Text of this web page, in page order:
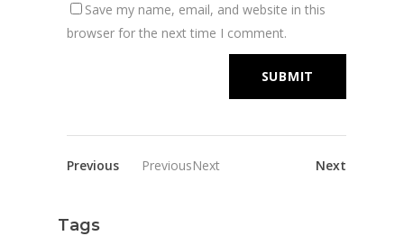
Save my name, email, and website in this
browser for the next time I comment.
PreviousNext
Previous Next
Tags